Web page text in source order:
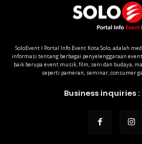
SoloEvent I Portal Info Event Kota Solo, adalah
informasi tentang berbagai penyelenggaraan event
baik berupa event musik, film, seni dan budaya,
seperti pameran, seminar, consumer
Business inquiries :